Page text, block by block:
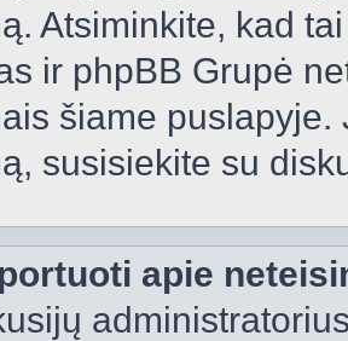
Atsiminkite, kad
ir phpBB Grupė
šiame
susisiekite su
apie